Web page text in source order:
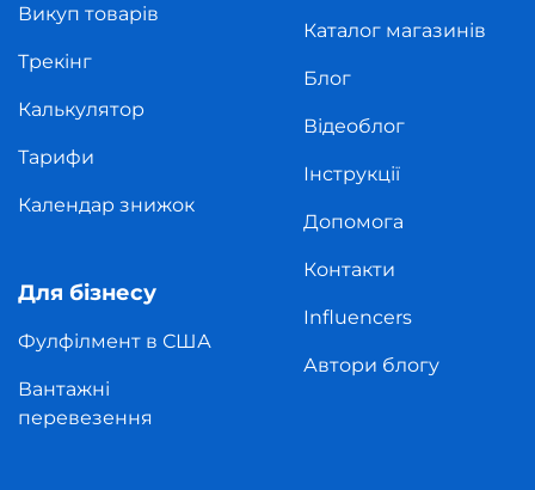
Викуп товарів
Трекінг
Калькулятор
Тарифи
Календар знижок
Для бізнесу
Фулфілмент в США
Вантажні
перевезення
Каталог магазинів
Блог
Відеоблог
Інструкції
Допомога
Контакти
Influencers
Автори блогу